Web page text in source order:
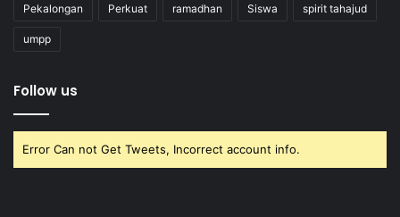
Pekalongan Perkuat ramadhan Siswa spirit tahajud
umpp
Follow us
Error Can not Get Tweets, Incorrect account info.